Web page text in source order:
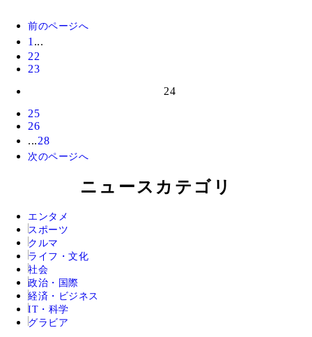
前のページへ
1...
22
23
24
25
26
...28
次のページへ
ニュースカテゴリ
エンタメ
スポーツ
クルマ
ライフ・文化
社会
政治・国際
経済・ビジネス
IT・科学
グラビア